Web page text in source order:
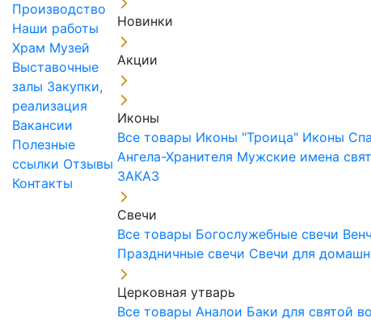
Производство
Наши работы
Храм Музей
Выставочные
залы Закупки,
реализация
Вакансии
Полезные
ссылки Отзывы
Контакты
Новинки
Акции
Иконы
Все товары Иконы "Троица" Иконы
Ангела-Хранителя Мужские имена
ЗАКАЗ
Свечи
Все товары Богослужебные свечи
Праздничные свечи Свечи для
Церковная утварь
Все товарыАналои Баки для святой